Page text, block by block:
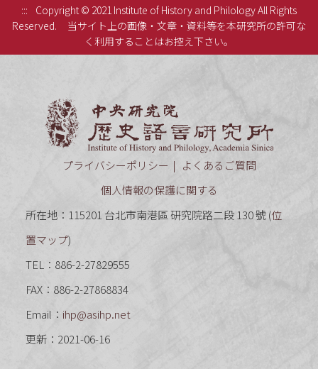
:::
Copyright © 2021 Institute of History and Philology All Rights
Reserved.
当サイト上の画像・文章・資料等を本研究所の許可な
く利用することはお控え下さい。
プライバシーポリシー
よくあるご質問
個人情報の保護に関する
所在地：115201 台北市南港區 研究院路二段 130 號 (位
置マップ)
TEL：886-2-27829555
FAX：886-2-27868834
Email： ihp@asihp.net
更新：2021-06-16